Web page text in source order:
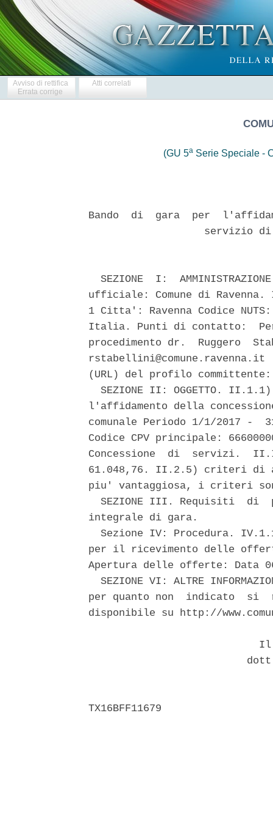
Avviso di rettifica
Errata corrige
Atti correlati
(GU 5aSerie Speciale -
Bando  di  gara  per
servizio
SEZIONE  I:
ufficiale: Comune di
1 Citta': Ravenna Codice
Italia. Punti di contatto:
procedimento dr.  Ruggero
(URL) del profilo
SEZIONE II: OGGETTO.
l'affidamento della
comunale Periodo 1/1/2017 -
Codice CPV principale:
Concessione  di  servizi.
61.048,76. II.2.5) criteri di
piu' vantaggiosa, i criteri
SEZIONE III. Requisiti  di
integrale di gara.
Sezione IV: Procedura.
per il ricevimento delle
Apertura delle offerte: Data
SEZIONE VI: ALTRE
per quanto non  indicato  si
disponibile su http://